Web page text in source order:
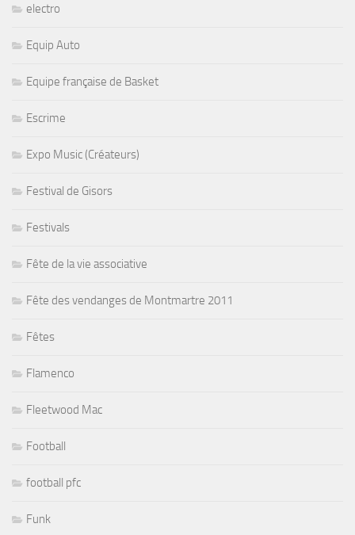
electro
Equip Auto
Equipe française de Basket
Escrime
Expo Music (Créateurs)
Festival de Gisors
Festivals
Fête de la vie associative
Fête des vendanges de Montmartre 2011
Fêtes
Flamenco
Fleetwood Mac
Football
football pfc
Funk